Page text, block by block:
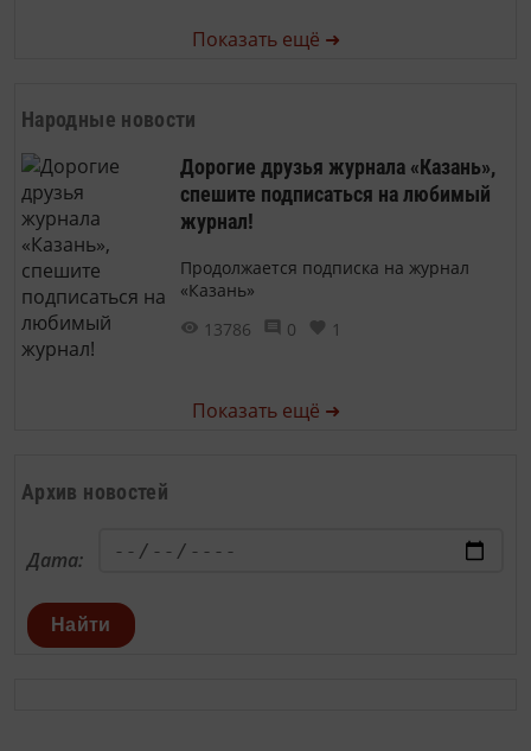
Показать ещё ➜
Народные новости
Дорогие друзья журнала «Казань»,
спешите подписаться на любимый
журнал!
Продолжается подписка на журнал
«Казань»
13786
0 1
Показать ещё ➜
Архив новостей
Дата:
Найти